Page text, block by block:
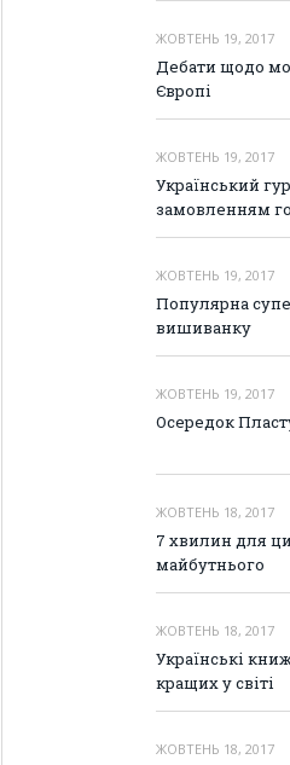
ЖОВТЕНЬ 19, 2017
Дебати щодо
Європі
ЖОВТЕНЬ 19, 2017
Український
замовленням
ЖОВТЕНЬ 19, 2017
Популярна
вишиванку
ЖОВТЕНЬ 19, 2017
Осередок
ЖОВТЕНЬ 18, 2017
7 хвилин для
майбутнього
ЖОВТЕНЬ 18, 2017
Українські
кращих у світі
ЖОВТЕНЬ 18, 2017